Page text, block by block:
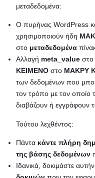
μεταδεδομένα:
Ο πυρήνας WordPress
χρησιμοποιούν ήδη
στο μεταδεδομένα
Αλλαγή meta_value στο
ΚΕΙΜΕΝΟ στο ΜΑΚΡΥ
των δεδομένων που
τον τρόπο με τον
διαβάζουν ή εγγράφουν
Τούτου λεχθέντος:
Πάντα κάντε πλήρη
της βάσης δεδομένων
Ιδανικά, δοκιμάστε